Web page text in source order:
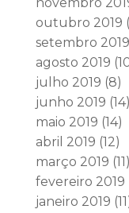
novembro
outubro 2019
setembro 2019
agosto 2019
julho 2019 (8)
junho 2019 (14)
maio 2019 (14)
abril 2019 (12)
março 2019 (11)
fevereiro 2019
janeiro 2019